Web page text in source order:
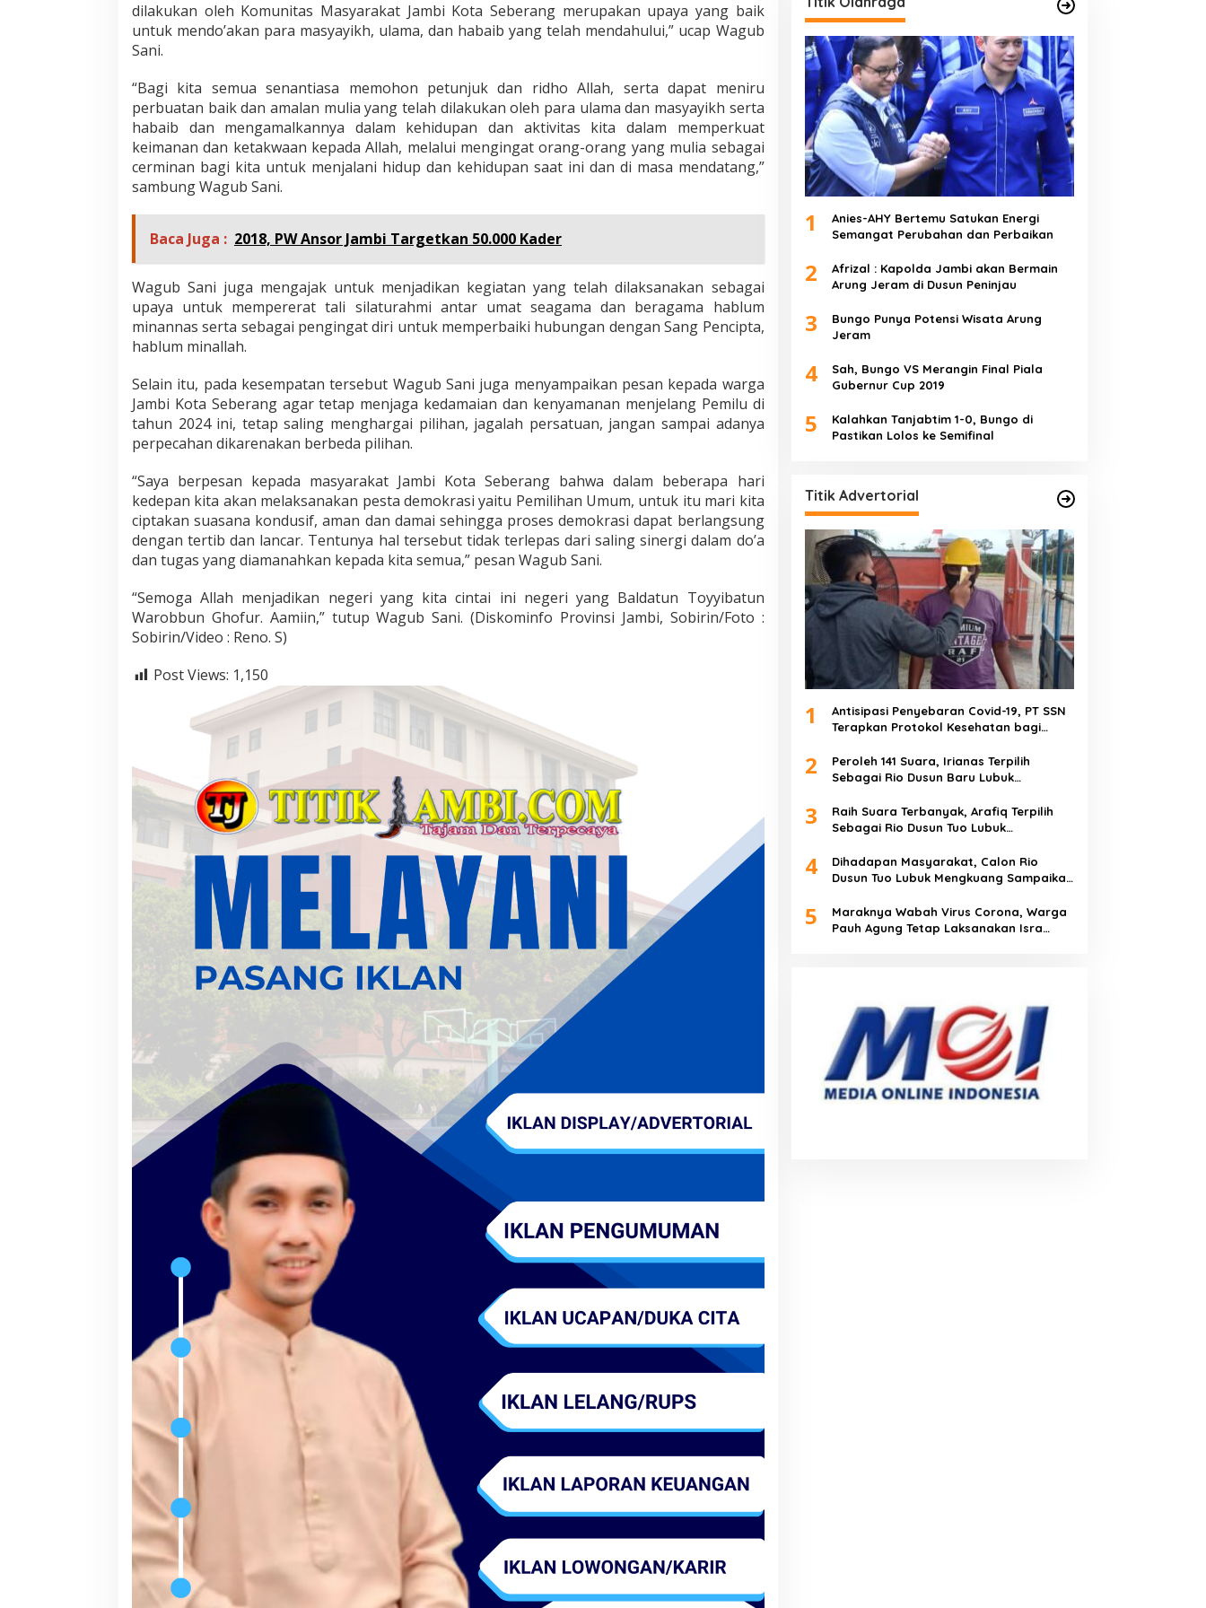
l
I
n
dilakukan oleh Komunitas Masyarakat Jambi Kota Seberang merupakan upaya yang baik
untuk mendo’akan para masyayikh, ulama, dan habaib yang telah mendahului,” ucap Wagub
Sani.
“Bagi kita semua senantiasa memohon petunjuk dan ridho Allah, serta dapat meniru
perbuatan baik dan amalan mulia yang telah dilakukan oleh para ulama dan masyayikh serta
habaib dan mengamalkannya dalam kehidupan dan aktivitas kita dalam memperkuat
keimanan dan ketakwaan kepada Allah, melalui mengingat orang-orang yang mulia sebagai
cerminan bagi kita untuk menjalani hidup dan kehidupan saat ini dan di masa mendatang,”
sambung Wagub Sani.
Baca Juga : 2018, PW Ansor Jambi Targetkan 50.000 Kader
Wagub Sani juga mengajak untuk menjadikan kegiatan yang telah dilaksanakan sebagai
upaya untuk mempererat tali silaturahmi antar umat seagama dan beragama hablum
minannas serta sebagai pengingat diri untuk memperbaiki hubungan dengan Sang Pencipta,
hablum minallah.
Selain itu, pada kesempatan tersebut Wagub Sani juga menyampaikan pesan kepada warga
Jambi Kota Seberang agar tetap menjaga kedamaian dan kenyamanan menjelang Pemilu di
tahun 2024 ini, tetap saling menghargai pilihan, jagalah persatuan, jangan sampai adanya
perpecahan dikarenakan berbeda pilihan.
“Saya berpesan kepada masyarakat Jambi Kota Seberang bahwa dalam beberapa hari
kedepan kita akan melaksanakan pesta demokrasi yaitu Pemilihan Umum, untuk itu mari kita
ciptakan suasana kondusif, aman dan damai sehingga proses demokrasi dapat berlangsung
dengan tertib dan lancar. Tentunya hal tersebut tidak terlepas dari saling sinergi dalam do’a
dan tugas yang diamanahkan kepada kita semua,” pesan Wagub Sani.
“Semoga Allah menjadikan negeri yang kita cintai ini negeri yang Baldatun Toyyibatun
Warobbun Ghofur. Aamiin,” tutup Wagub Sani. (Diskominfo Provinsi Jambi, Sobirin/Foto :
Sobirin/Video : Reno. S)
Post Views: 1,150
1
Anies-AHY Bertemu Satukan Energi
Semangat Perubahan dan Perbaikan
2
Afrizal : Kapolda Jambi akan Bermain
Arung Jeram di Dusun Peninjau
3
Bungo Punya Potensi Wisata Arung
Jeram
4
Sah, Bungo VS Merangin Final Piala
Gubernur Cup 2019
5
Kalahkan Tanjabtim 1-0, Bungo di
Pastikan Lolos ke Semifinal
Titik Advertorial
1
Antisipasi Penyebaran Covid-19, PT SSN
Terapkan Protokol Kesehatan bagi
2
Peroleh 141 Suara, Irianas Terpilih
Sebagai Rio Dusun Baru Lubuk
3
Raih Suara Terbanyak, Arafiq Terpilih
Sebagai Rio Dusun Tuo Lubuk
4
Dihadapan Masyarakat, Calon Rio
Dusun Tuo Lubuk Mengkuang Sampaikan
5
Maraknya Wabah Virus Corona, Warga
Pauh Agung Tetap Laksanakan Isra